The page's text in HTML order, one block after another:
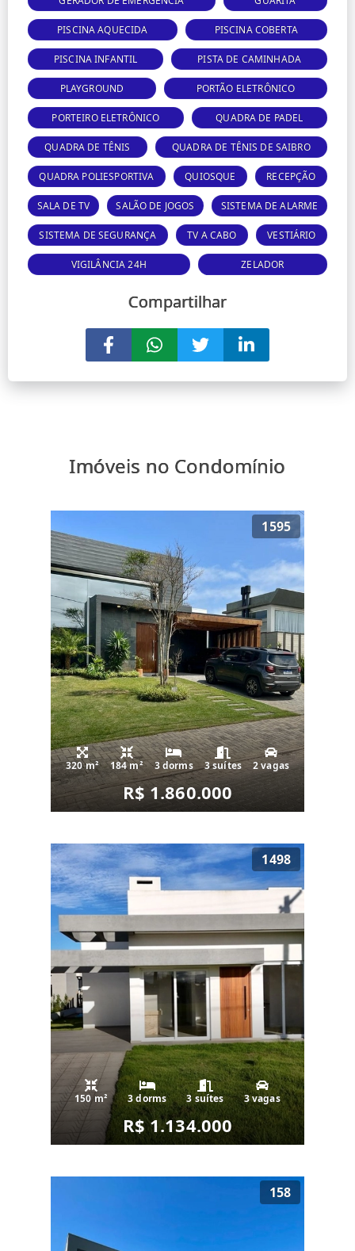
PISCINA AQUECIDA PISCINA COBERTA
PISCINA INFANTIL PISTA DE CAMINHADA
PLAYGROUND PORTÃO ELETRÔNICO
PORTEIRO ELETRÔNICO QUADRA DE PADEL
QUADRA DE TÊNIS QUADRA DE TÊNIS DE SAIBRO
QUADRA POLIESPORTIVA QUIOSQUE RECEPÇÃO
SALA DE TV SALÃO DE JOGOS SISTEMA DE ALARME
SISTEMA DE SEGURANÇA TV A CABO VESTIÁRIO
VIGILÂNCIA 24H ZELADOR
Compartilhar
Imóveis no Condomínio
1595
320 m² 184 m² 3 dorms 3 suítes 2 vagas
R$ 1.860.000
1498
150 m² 3 dorms 3 suítes 3 vagas
R$ 1.134.000
158